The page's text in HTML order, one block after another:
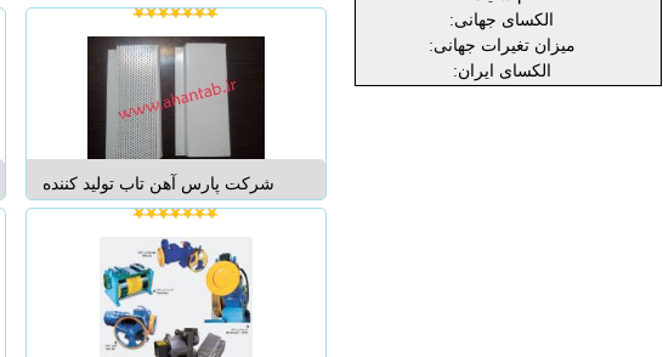
تحت عنوان تزیینات وزیری در زمینه
تزیینات ساختمان فعالیت خود را آغاز
نمود و از سال 1362 با رویکرد گسترش
دامنه فعالیت های ...
شرکت پارس آهن تاب تولید کننده
پروفیل دامپا آلومینیومی در طرح های
ساده ( بدون پانچ ) و پانچ دار پانچ
طول سفارشی بنا به درخواست...
الکسای جهانی:
میزان تغیرات جهانی:
الکسای ایران: